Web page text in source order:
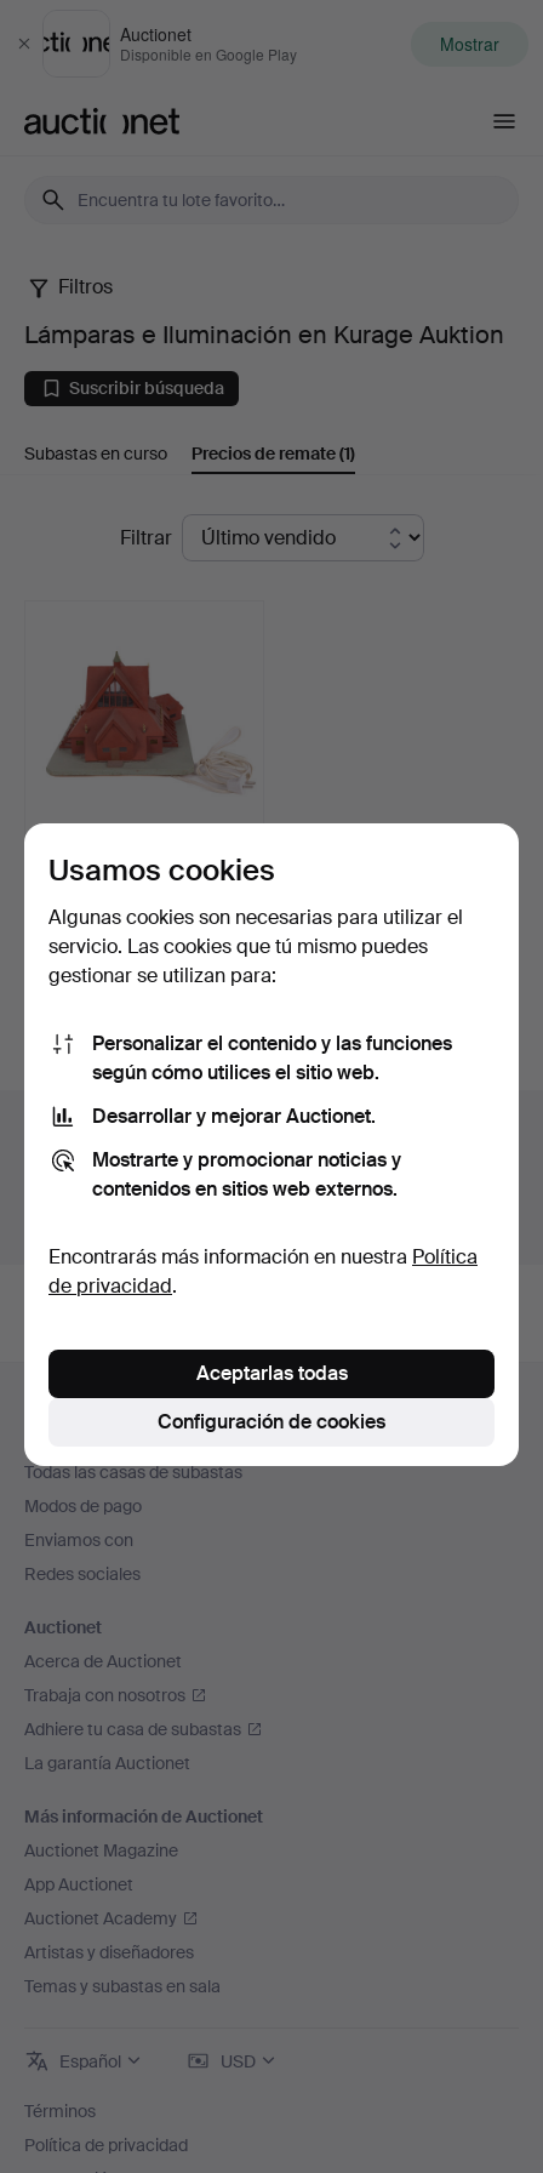
Cerrar
Auctionet
Disponible en Google Play Mostrar
Lámparas
Iluminación
en
Kurage
Filtros
Lámparas e Iluminación en Kurage Auktion
Suscribir búsqueda
Subastas en curso Precios de remate(1)
Filtrar
LÁMPARA DE MESA, Iglesia
Subastado 7 jun 2026
24 pujas
379 USD
Suscribir búsqueda
Archivo de subastas
Estás buscando en el archivo de subastas concluidas.
el
pie
de
página
Ayuda y contacto
Contacta con el servicio de atención al cliente
Todas las casas de subastas
Modos de pago
Enviamos con
Redes sociales
Auctionet
Acerca de Auctionet
Trabaja con nosotros
Adhiere tu casa de subastas
La garantía Auctionet
Más información de Auctionet
Auctionet Magazine
App Auctionet
Auctionet Academy
Artistas y diseñadores
Temas y subastas en sala
Español USD
Términos
Política de privacidad
Usamos cookies
Algunas cookies son necesarias para utilizar el
servicio. Las cookies que tú mismo puedes
gestionar se utilizan para:
Personalizar el contenido y las funciones
según cómo utilices el sitio web.
Desarrollar y mejorar Auctionet.
Mostrarte y promocionar noticias y
contenidos en sitios web externos.
Encontrarás más información en nuestra Política
de privacidad.
Configuración de cookies
Aceptarlas todas